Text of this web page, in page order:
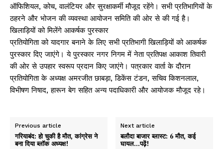
ऑफिशियल, कोच, वालंटियर और सुरक्षाकर्मी मौजूद रहेंगे। सभी प्रतिभागियों के
ठहरने और भोजन की व्यवस्था आयोजन समिति की ओर से की गई है।
खिलाड़ियों को मिलेंगे आकर्षक पुरस्कार
प्रतियोगिता को यादगार बनाने के लिए सभी प्रतिभागी खिलाड़ियों को आकर्षक
पुरस्कार दिए जाएंगे। ये पुरस्कार नगर निगम में नेता प्रतिपक्ष आकाश तिवारी
की ओर से उपहार स्वरूप प्रदान किए जाएंगे। पत्रकार वार्ता के दौरान
प्रतियोगिता के अध्यक्ष अमरजीत छाबड़ा, डिकेंस टंडन, सचिव किशनलाल,
विभीषण निषाद, हारून बेग सहित अन्य पदाधिकारी और आयोजक मौजूद रहे।
Previous article
गरियाबंद: हो चुकी है मौत, कांग्रेस ने
बना दिया ब्लॉक अध्यक्ष!
Next article
बलौदा बाजार ब्लास्ट: 6 मौत, कई
घायल…पढ़ें!